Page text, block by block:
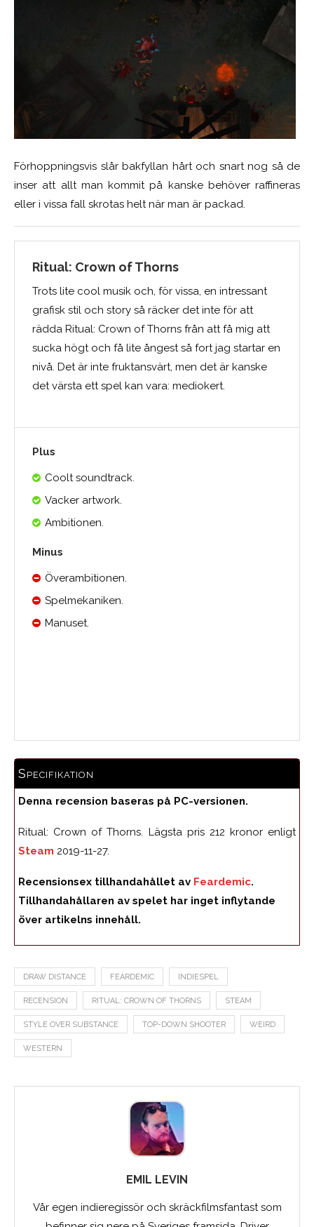
Förhoppningsvis slår bakfyllan hårt och snart nog så de
inser att allt man kommit på kanske behöver raffineras
eller i vissa fall skrotas helt när man är packad.
Ritual: Crown of Thorns
Trots lite cool musik och, för vissa, en intressant
grafisk stil och story så räcker det inte för att
rädda Ritual: Crown of Thorns från att få mig att
sucka högt och få lite ångest så fort jag startar en
nivå. Det är inte fruktansvärt, men det är kanske
det värsta ett spel kan vara: mediokert.
Plus
Coolt soundtrack.
Vacker artwork.
Ambitionen.
Minus
Överambitionen.
Spelmekaniken.
Manuset.
Specifikation
Denna recension baseras på PC-versionen.
Ritual: Crown of Thorns. Lägsta pris 212 kronor enligt
Steam 2019-11-27.
Recensionsex tillhandahållet av Feardemic.
Tillhandahållaren av spelet har inget inflytande
över artikelns innehåll.
DRAW DISTANCE FEARDEMIC INDIESPEL
RECENSION RITUAL: CROWN OF THORNS STEAM
STYLE OVER SUBSTANCE TOP-DOWN SHOOTER WEIRD
WESTERN
EMIL LEVIN
Vår egen indieregissör och skräckfilmsfantast som